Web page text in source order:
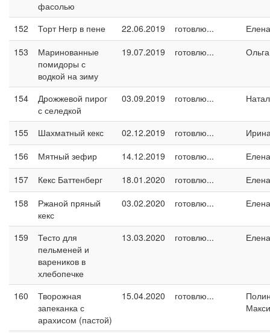
фасолью
152
Торт Негр в пене 22.06.2019 готовлю...
153
Маринованные
помидоры с
водкой на зиму
19.07.2019 готовлю... Ольга
154
Дрожжевой пирог
с селедкой
03.09.2019 готовлю...
155 Шахматный кекс 02.12.2019 готовлю...
156
Мятный зефир 14.12.2019 готовлю...
157
Кекс Баттенберг 18.01.2020 готовлю...
158
Ржаной пряный
кекс
03.02.2020 готовлю...
159
Тесто для
пельменей и
вареников в
хлебопечке
13.03.2020 готовлю...
160
Творожная
запеканка с
арахисом (пастой)
15.04.2020 готовлю...